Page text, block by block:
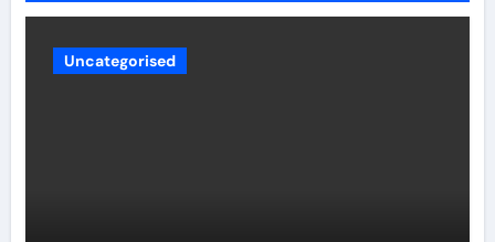
Uncategorised